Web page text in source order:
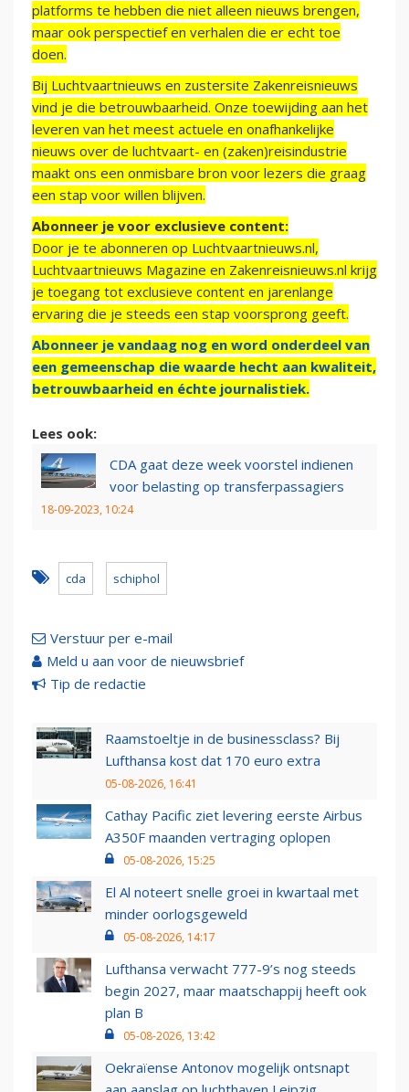
platforms te hebben die niet alleen nieuws brengen,
maar ook perspectief en verhalen die er echt toe
doen.
Bij Luchtvaartnieuws en zustersite Zakenreisnieuws
vind je die betrouwbaarheid. Onze toewijding aan het
leveren van het meest actuele en onafhankelijke
nieuws over de luchtvaart- en (zaken)reisindustrie
maakt ons een onmisbare bron voor lezers die graag
een stap voor willen blijven.
Abonneer je voor exclusieve content:
Door je te abonneren op Luchtvaartnieuws.nl,
Luchtvaartnieuws Magazine en Zakenreisnieuws.nl krijg
je toegang tot exclusieve content en jarenlange
ervaring die je steeds een stap voorsprong geeft.
Abonneer je vandaag nog en word onderdeel van
een gemeenschap die waarde hecht aan kwaliteit,
betrouwbaarheid en échte journalistiek.
Lees ook:
CDA gaat deze week voorstel indienen
voor belasting op transferpassagiers
18-09-2023, 10:24
cda schiphol
Verstuur per e-mail
Meld u aan voor de nieuwsbrief
Tip de redactie
Raamstoeltje in de businessclass? Bij
Lufthansa kost dat 170 euro extra
05-08-2026, 16:41
Cathay Pacific ziet levering eerste Airbus
A350F maanden vertraging oplopen
05-08-2026, 15:25
El Al noteert snelle groei in kwartaal met
minder oorlogsgeweld
05-08-2026, 14:17
Lufthansa verwacht 777-9’s nog steeds
begin 2027, maar maatschappij heeft ook
plan B
05-08-2026, 13:42
Oekraïense Antonov mogelijk ontsnapt